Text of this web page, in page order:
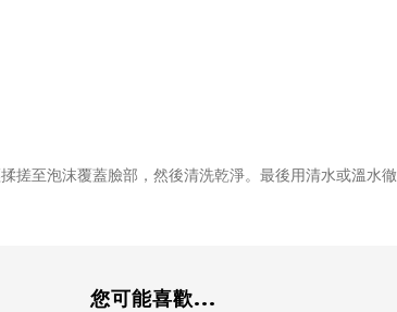
搓至泡沫覆蓋臉部，然後清洗乾淨。 最後用清水或溫水
您可能喜歡...